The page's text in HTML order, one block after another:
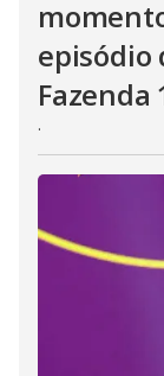
episódio
Fazenda
.